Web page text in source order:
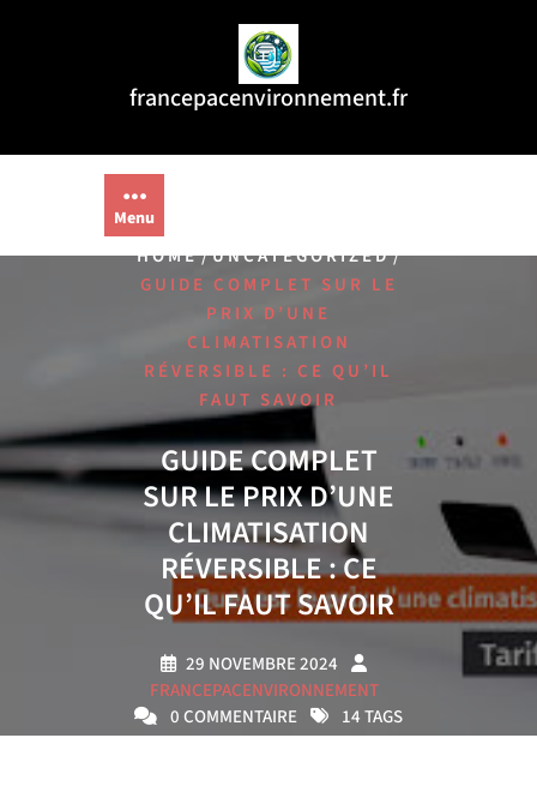
francepacenvironnement.fr
Menu
HOME/UNCATEGORIZED/
GUIDE COMPLET SUR LE
PRIX D’UNE
CLIMATISATION
RÉVERSIBLE : CE QU’IL
FAUT SAVOIR
GUIDE COMPLET
SUR LE PRIX D’UNE
CLIMATISATION
RÉVERSIBLE : CE
QU’IL FAUT SAVOIR
29 NOVEMBRE 2024
FRANCEPACENVIRONNEMENT
0 COMMENTAIRE
14 TAGS